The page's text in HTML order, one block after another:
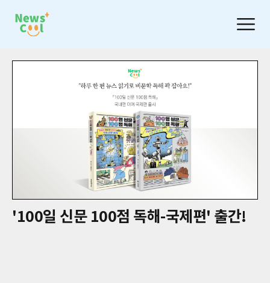
'100일 신문 100점 독해-국제편' 출간!